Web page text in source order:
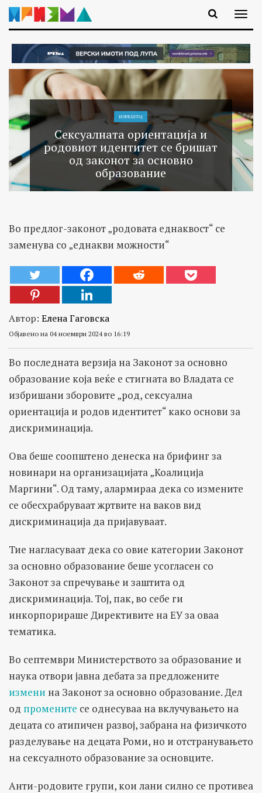
ИЗВЕШТАЈ
Сексуалната ориентација и
родовиот идентитет се бришат
од законот за основно
образование
Во предлог-законот „родовата еднаквост“ се
заменува со „еднакви можности“
Автор: Елена Гаговска
Објавено на 04 ноември 2024 во 16:19
Во последната верзија на Законот за основно
образование која веќе е стигната во Владата се
избришани зборовите „род, сексуална
ориентација и родов идентитет“ како основи за
дискриминација.
Ова беше соопштено денеска на брифинг за
новинари на организацијата „Коалиција
Маргини“. Од таму, алармираа дека со измените
се обесхрабруваат жртвите на ваков вид
дискриминација да пријавуваат.
Тие нагласуваат дека со овие категории Законот
за основно образование беше усогласен со
Законот за спречување и заштита од
дискриминација. Тој, пак, во себе ги
инкорпорираше Директивите на ЕУ за оваа
тематика.
Во септември Министерството за образование и
наука отвори јавна дебата за предложените
измени на Законот за основно образование. Дел
од промените се однесуваа на вклучувањето на
децата со атипичен развој, забрана на физичкото
разделување на децата Роми, но и отстранувањето
на сексуалното образование за основците.
Анти-родовите групи, кои лани силно се противеа